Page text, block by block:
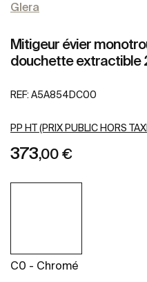
Glera
Mitigeur évier
douchette extractible
REF: A5A854DC00
PP HT (PRIX PUBLIC HORS
373,00 €
C0 - Chromé